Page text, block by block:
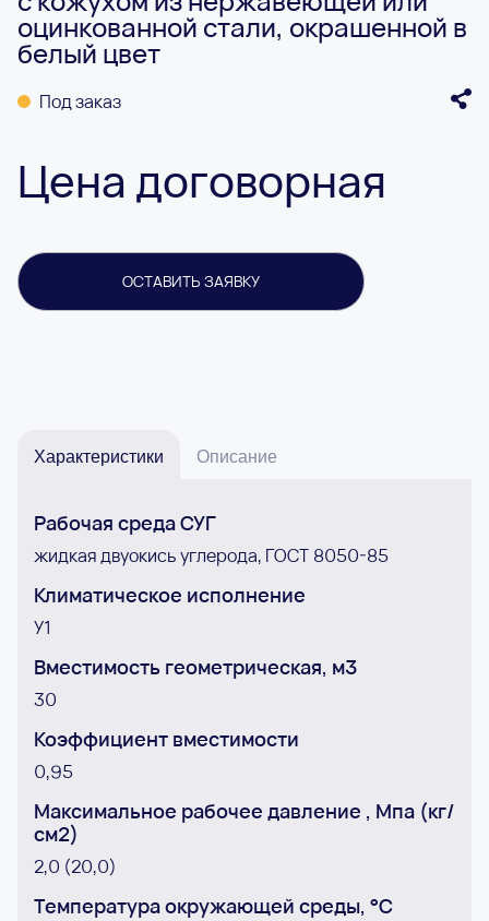
оцинкованной стали, окрашенной в
белый цвет
Под заказ
Цена договорная
ОСТАВИТЬ ЗАЯВКУ
Характеристики Описание
Рабочая среда СУГ
жидкая двуокись углерода, ГОСТ 8050-85
Климатическое исполнение
У1
Вместимость геометрическая, м3
30
Коэффициент вместимости
0,95
Максимальное рабочее давление , Мпа (кг/
см2)
2,0 (20,0)
Температура окружающей среды, °С